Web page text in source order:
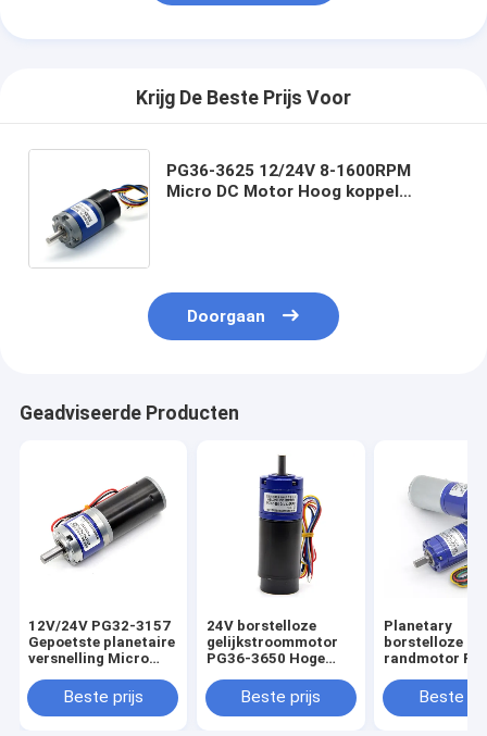
Krijg De Beste Prijs Voor
PG36-3625 12/24V 8-1600RPM
Micro DC Motor Hoog koppel
Doorgaan
Geadviseerde Producten
12V/24V PG32-3157
Gepoetste planetaire
versnelling Micro
planetaire
versnelling motor
Beste prijs
24V borstelloze
gelijkstroommotor
PG36-3650 Hoge
gelijkstroomborstelloze
planetaire
Beste prijs
Planetary
borstelloze
randmotor
borstelloze
planetaire
Beste